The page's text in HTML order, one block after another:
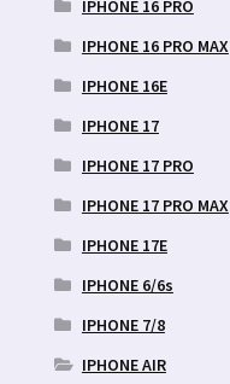
IPHONE 16 PRO
IPHONE 16 PRO MAX
IPHONE 16E
IPHONE 17
IPHONE 17 PRO
IPHONE 17 PRO MAX
IPHONE 17E
IPHONE 6/6s
IPHONE 7/8
IPHONE AIR